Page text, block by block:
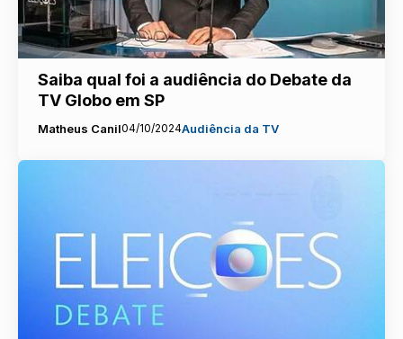
Saiba qual foi a audiência do Debate da
TV Globo em SP
Matheus Canil04/10/2024Audiência da TV